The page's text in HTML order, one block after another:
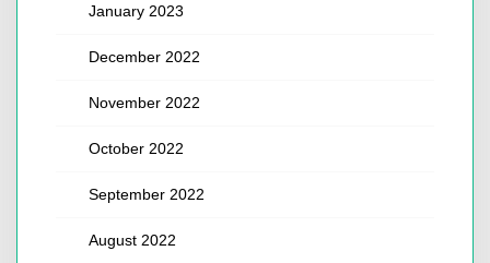
January 2023
December 2022
November 2022
October 2022
September 2022
August 2022